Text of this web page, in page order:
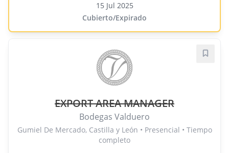
15 Jul 2025
Cubierto/Expirado
EXPORT AREA MANAGER
Bodegas Valduero
Gumiel De Mercado, Castilla y León • Presencial • Tiempo
completo